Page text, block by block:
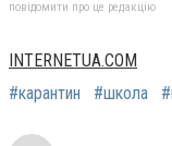
повідомити про це редакцію
INTERNETUA.COM
#карантин
#школа